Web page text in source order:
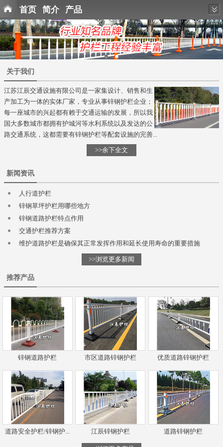
首页 简介 产品
关于我们
江苏江辰交通设施有限公司是一家集设计、销售和生
产加工为一体的实体厂家，专业从事锌钢护栏企业；
每一座城市的兴起都有赖于交通运输的发展，所以我
国大多数城市都拥有护城河等水利系统以及发达的公
路交通系统，这都需要有锌钢护栏等配套设施的完善...
>>余下全文
新闻资讯
人行道护栏
锌钢草坪护栏用哪些地方
锌钢道路护栏特点作用
交通护栏推荐方案
维护道路护栏是确保其正常发挥作用和延长使用寿命的重要措施
>>浏览更多新闻
推荐产品
锌钢道路护栏 市区道路锌钢护栏 优质道路锌钢护栏
道路安全护栏/锌钢护... 江辰锌钢护栏 道路锌钢护栏